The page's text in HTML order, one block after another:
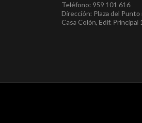
Teléfono: 959 101 616
Dirección: Plaza del Punto
Casa Colón, Edif. Principal